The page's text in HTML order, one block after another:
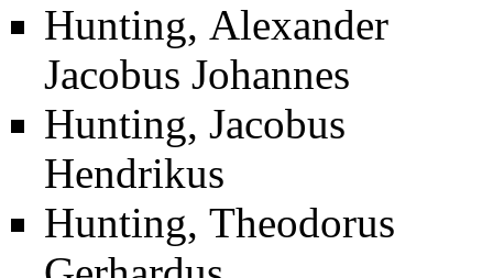
Hunting, Alexander
Jacobus Johannes
Hunting, Jacobus
Hendrikus
Hunting, Theodorus